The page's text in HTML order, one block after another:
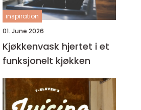
inspiration
01. June 2026
Kjøkkenvask hjertet i et
funksjonelt kjøkken